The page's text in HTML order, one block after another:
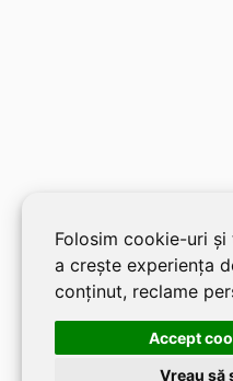
Folosim cookie-uri
a crește experiența
conținut, reclame
Accept
Vreau să